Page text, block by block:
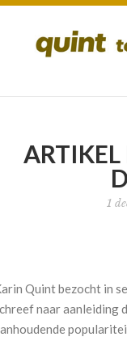
1
Quint bezocht in
naar aanleiding